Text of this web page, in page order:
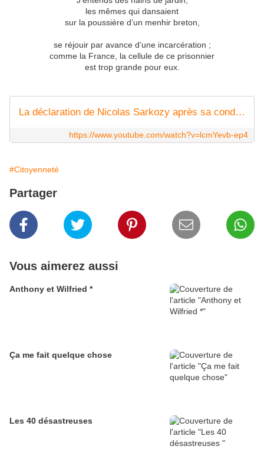
les mêmes qui dansaient
sur la poussière d’un menhir breton,
se réjouir par avance d’une incarcération ;
comme la France, la cellule de ce prisonnier
est trop grande pour eux.
La déclaration de Nicolas Sarkozy après sa condamnation à 5 ans de prison
https://www.youtube.com/watch?v=lcmYevb-ep4
#Citoyenneté
Partager
Vous aimerez aussi
Anthony et Wilfried *
Ça me fait quelque chose
Les 40 désastreuses